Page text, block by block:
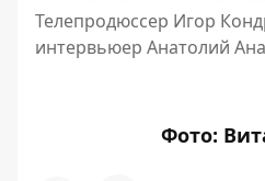
Телепродюссер Игор
интервьюер Анатолий
Фото: